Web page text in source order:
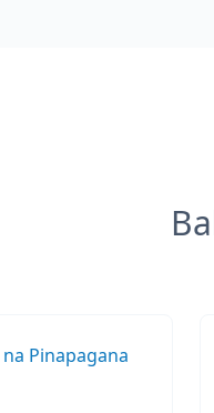
Pinapagana